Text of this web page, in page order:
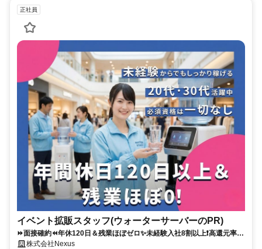
正社員
イベント拡販スタッフ(ウォーターサーバーのPR)
⏩️面接確約⏪年休120日＆残業ほぼゼロ✨️未経験入社8割以上❗️高還元率の
インセンでしっかり稼げる✅️
株式会社Nexus